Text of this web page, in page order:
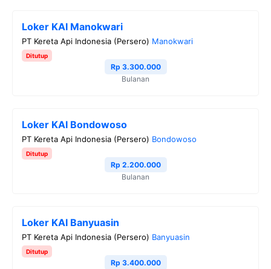
Loker KAI Manokwari
PT Kereta Api Indonesia (Persero) Manokwari
Ditutup
Rp 3.300.000
Bulanan
Loker KAI Bondowoso
PT Kereta Api Indonesia (Persero) Bondowoso
Ditutup
Rp 2.200.000
Bulanan
Loker KAI Banyuasin
PT Kereta Api Indonesia (Persero) Banyuasin
Ditutup
Rp 3.400.000